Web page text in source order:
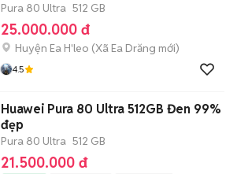
Pura 80 Ultra 512 GB
25.000.000 đ
Huyện Ea H'leo (Xã Ea Drăng mới)
4.5
Huawei Pura 80 Ultra 512GB Đen 99%
đẹp
Pura 80 Ultra 512 GB
21.500.000 đ